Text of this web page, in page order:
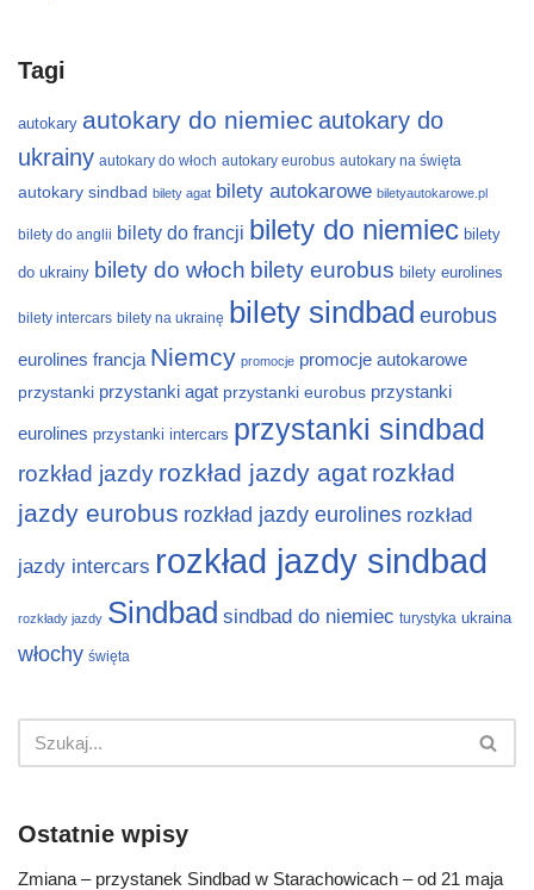
Tagi
autokary autokary do niemiec autokary do
ukrainy autokary do włoch autokary eurobus autokary na święta
autokary sindbad bilety agat bilety autokarowe biletyautokarowe.pl
bilety do anglii bilety do francji bilety do niemiec bilety
do ukrainy bilety do włoch bilety eurobus bilety eurolines
bilety intercars bilety na ukrainę bilety sindbad eurobus
eurolines francja Niemcy promocje promocje autokarowe
przystanki przystanki agat przystanki eurobus przystanki
eurolines przystanki intercars przystanki sindbad
rozkład jazdy rozkład jazdy agat rozkład
jazdy eurobus rozkład jazdy eurolines rozkład
jazdy intercars rozkład jazdy sindbad
rozkłady jazdy Sindbad sindbad do niemiec turystyka ukraina
włochy święta
Ostatnie wpisy
Zmiana – przystanek Sindbad w Starachowicach – od 21 maja